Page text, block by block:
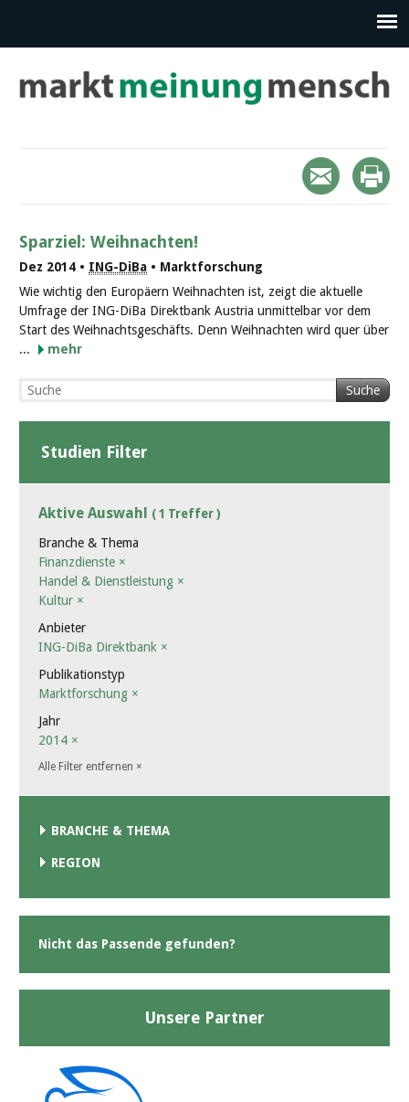
Sparziel: Weihnachten!
Dez 2014 • ING-DiBa • Marktforschung
Wie wichtig den Europäern Weihnachten ist, zeigt die aktuelle
Umfrage der ING-DiBa Direktbank Austria unmittelbar vor dem
Start des Weihnachtsgeschäfts. Denn Weihnachten wird quer über
...
mehr
Suche
Studien Filter
Aktive Auswahl ( 1 Treffer )
Branche & Thema
Finanzdienste ×
Handel & Dienstleistung ×
Kultur ×
Anbieter
ING-DiBa Direktbank ×
Publikationstyp
Marktforschung ×
Jahr
2014 ×
Alle Filter entfernen ×
BRANCHE & THEMA
REGION
Nicht das Passende gefunden?
Unsere Partner